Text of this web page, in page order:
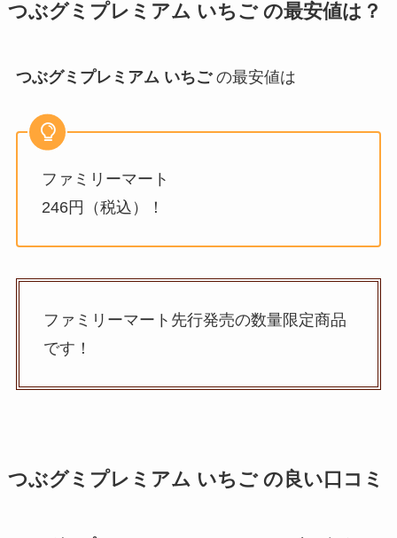
つぶグミプレミアム いちご の最安値は？
つぶグミプレミアム いちご の最安値は
ファミリーマート
246円（税込）！
ファミリーマート先行発売の数量限定商品
です！
つぶグミプレミアム いちご の良い口コミ